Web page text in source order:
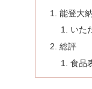
能登大
いた
総評
食品